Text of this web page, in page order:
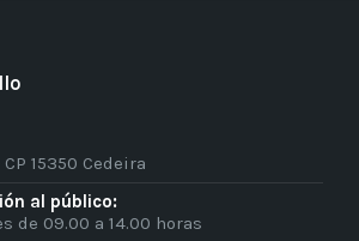
15350 Cedeira
al público:
de 09.00 a 14.00 horas